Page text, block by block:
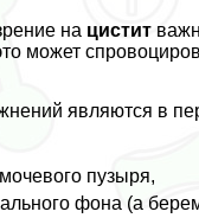
на цистит
может
являются в
пузыря,
фона (а